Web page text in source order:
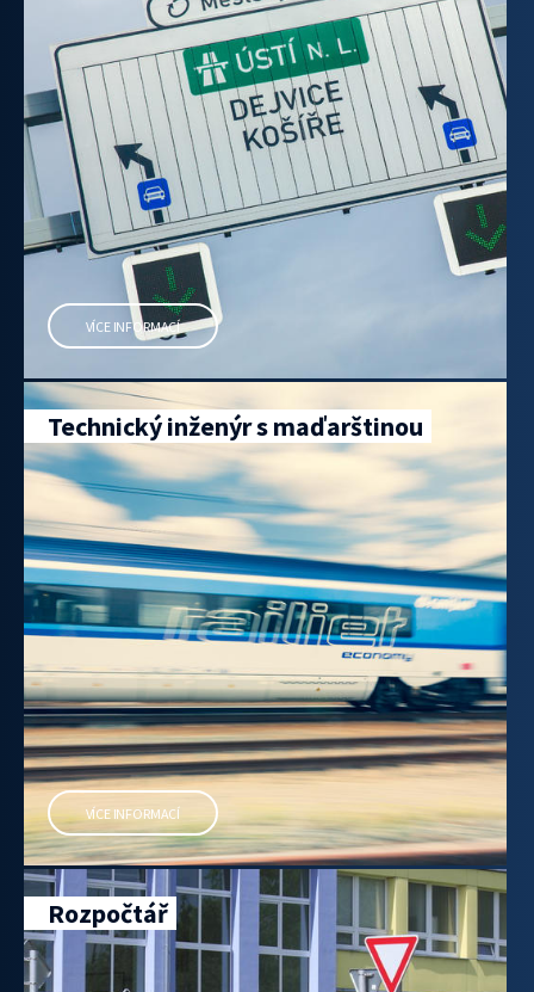
VÍCE INFORMACÍ
Technický inženýr s maďarštinou
VÍCE INFORMACÍ
Rozpočtář